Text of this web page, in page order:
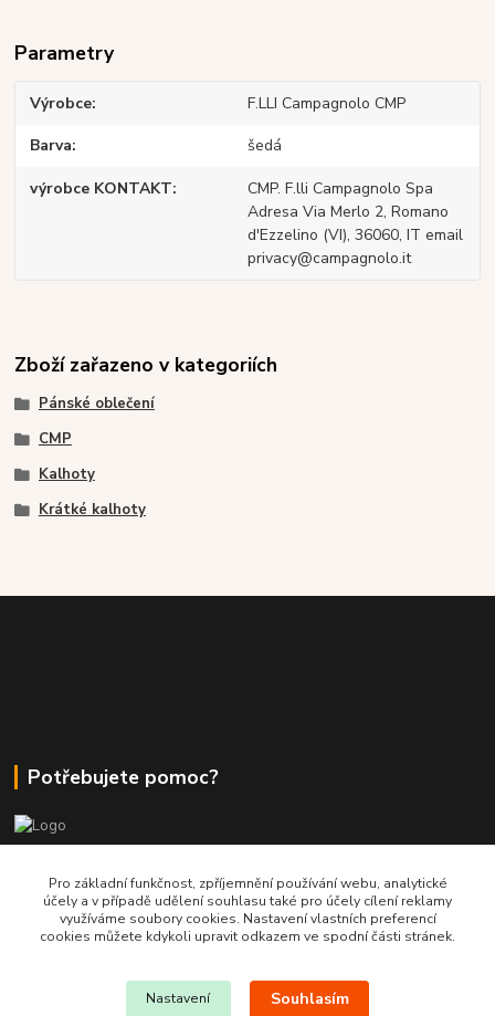
Parametry
Výrobce F.LLI Campagnolo CMP
Barva šedá
výrobce KONTAKT
CMP. F.lli Campagnolo Spa
Adresa Via Merlo 2, Romano
d'Ezzelino (VI), 36060, IT email
privacy@campagnolo.it
Zboží zařazeno v kategoriích
Pánské oblečení
CMP
Kalhoty
Krátké kalhoty
Potřebujete pomoc?
+420 380 830 198
wokas.online@yahoo.cz
Pro základní funkčnost, zpříjemnění používání webu, analytické
účely a v případě udělení souhlasu také pro účely cílení reklamy
využíváme soubory cookies. Nastavení vlastních preferencí
cookies můžete kdykoli upravit odkazem ve spodní části stránek.
Nastavení Souhlasím